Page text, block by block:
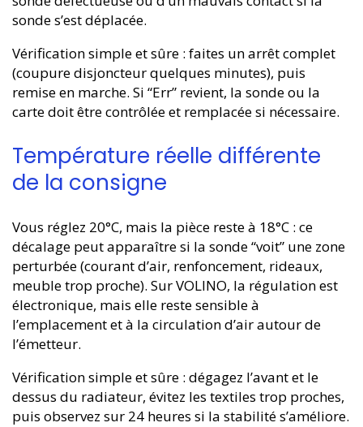
sonde s’est déplacée.
Vérification simple et sûre : faites un arrêt complet
(coupure disjoncteur quelques minutes), puis
remise en marche. Si “Err” revient, la sonde ou la
carte doit être contrôlée et remplacée si nécessaire.
Température réelle différente
de la consigne
Vous réglez 20°C, mais la pièce reste à 18°C : ce
décalage peut apparaître si la sonde “voit” une zone
perturbée (courant d’air, renfoncement, rideaux,
meuble trop proche). Sur VOLINO, la régulation est
électronique, mais elle reste sensible à
l’emplacement et à la circulation d’air autour de
l’émetteur.
Vérification simple et sûre : dégagez l’avant et le
dessus du radiateur, évitez les textiles trop proches,
puis observez sur 24 heures si la stabilité s’améliore.